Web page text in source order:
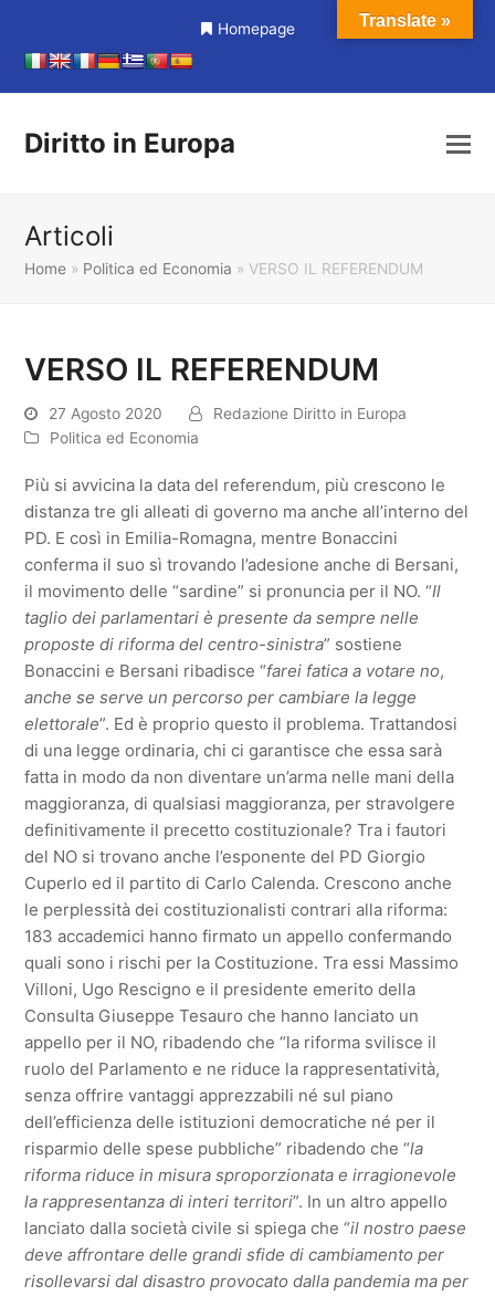
Homepage
Diritto in Europa
Articoli
Home » Politica ed Economia »VERSO IL REFERENDUM
VERSO IL REFERENDUM
27 Agosto 2020
Redazione Diritto in Europa
Politica ed Economia
Più si avvicina la data del referendum, più crescono le
distanza tre gli alleati di governo ma anche all’interno del
PD. E così in Emilia-Romagna, mentre Bonaccini
conferma il suo sì trovando l’adesione anche di Bersani,
il movimento delle “sardine” si pronuncia per il NO. “Il
taglio dei parlamentari è presente da sempre nelle
proposte di riforma del centro-sinistra” sostiene
Bonaccini e Bersani ribadisce “farei fatica a votare no,
anche se serve un percorso per cambiare la legge
elettorale”. Ed è proprio questo il problema. Trattandosi
di una legge ordinaria, chi ci garantisce che essa sarà
fatta in modo da non diventare un’arma nelle mani della
maggioranza, di qualsiasi maggioranza, per stravolgere
definitivamente il precetto costituzionale? Tra i fautori
del NO si trovano anche l’esponente del PD Giorgio
Cuperlo ed il partito di Carlo Calenda. Crescono anche
le perplessità dei costituzionalisti contrari alla riforma:
183 accademici hanno firmato un appello confermando
quali sono i rischi per la Costituzione. Tra essi Massimo
Villoni, Ugo Rescigno e il presidente emerito della
Consulta Giuseppe Tesauro che hanno lanciato un
appello per il NO, ribadendo che “la riforma svilisce il
ruolo del Parlamento e ne riduce la rappresentatività,
senza offrire vantaggi apprezzabili né sul piano
dell’efficienza delle istituzioni democratiche né per il
risparmio delle spese pubbliche” ribadendo che “la
riforma riduce in misura sproporzionata e irragionevole
la rappresentanza di interi territori”. In un altro appello
lanciato dalla società civile si spiega che “il nostro paese
deve affrontare delle grandi sfide di cambiamento per
risollevarsi dal disastro provocato dalla pandemia ma per
Translate »